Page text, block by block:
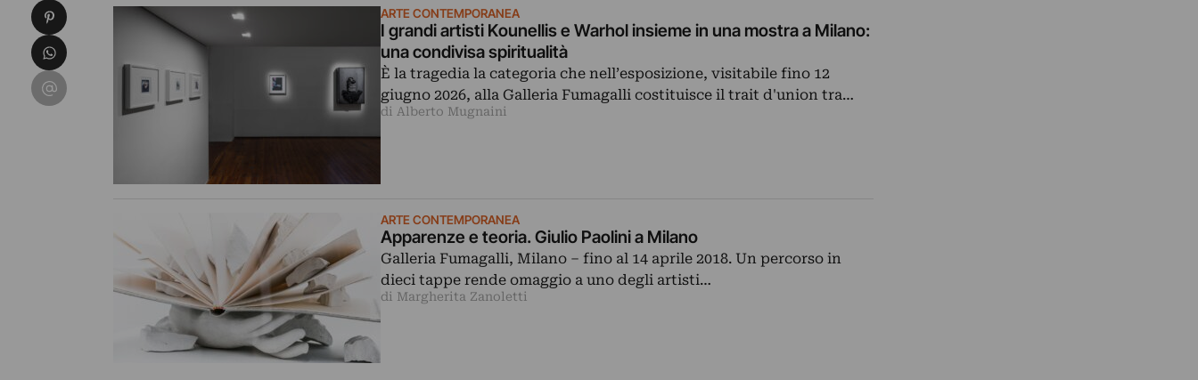
ARTE CONTEMPORANEA
I grandi artisti Kounellis e Warhol insieme in una mostra a Milano:
una condivisa spiritualità
È la tragedia la categoria che nell’esposizione, visitabile fino 12
giugno 2026, alla Galleria Fumagalli costituisce il trait d'union tra…
di Alberto Mugnaini
ARTE CONTEMPORANEA
Apparenze e teoria. Giulio Paolini a Milano
Galleria Fumagalli, Milano ‒ fino al 14 aprile 2018. Un percorso in
dieci tappe rende omaggio a uno degli artisti…
di Margherita Zanoletti
Condividi su Pinterest
Condividi su WhatsApp
Condividi su Email